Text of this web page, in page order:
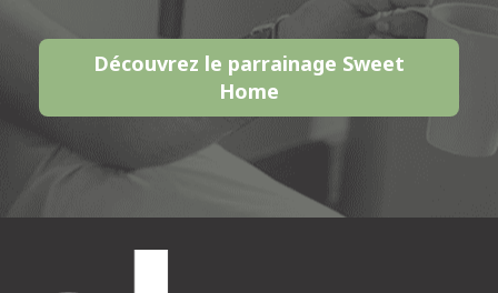
Découvrez le parrainage Sweet
Home